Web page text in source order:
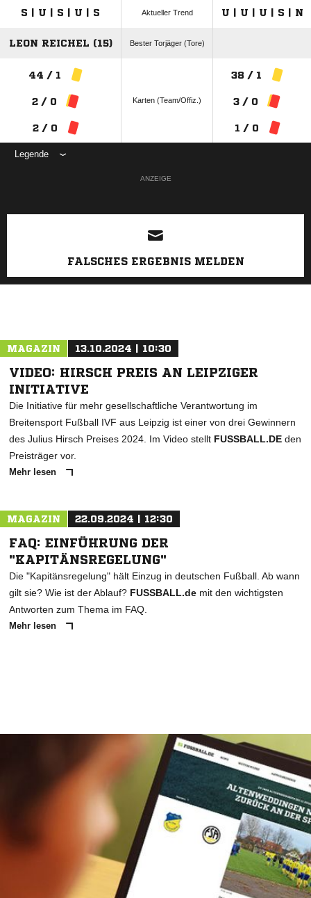
S | U | S | U | S Aktueller Trend U | U | U | S | N
LEON REICHEL (15) Bester Torjäger (Tore)
44 / 1
2 / 0
2 / 0
Karten (Team/Offiz.)
38 / 1
3 / 0
1 / 0
Legende
ANZEIGE
FALSCHES ERGEBNIS MELDEN
MAGAZIN 13.10.2024 | 10:30
VIDEO: HIRSCH PREIS AN LEIPZIGER
INITIATIVE
Die Initiative für mehr gesellschaftliche Verantwortung im
Breitensport Fußball IVF aus Leipzig ist einer von drei Gewinnern
des Julius Hirsch Preises 2024. Im Video stellt FUSSBALL.DE den
Preisträger vor.
Mehr lesen
MAGAZIN 22.09.2024 | 12:30
FAQ: EINFÜHRUNG DER
"KAPITÄNSREGELUNG"
Die "Kapitänsregelung" hält Einzug in deutschen Fußball. Ab wann
gilt sie? Wie ist der Ablauf? FUSSBALL.de mit den wichtigsten
Antworten zum Thema im FAQ.
Mehr lesen